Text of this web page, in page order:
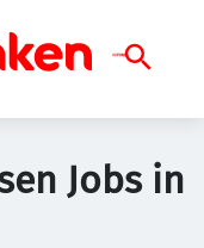
Jobs in